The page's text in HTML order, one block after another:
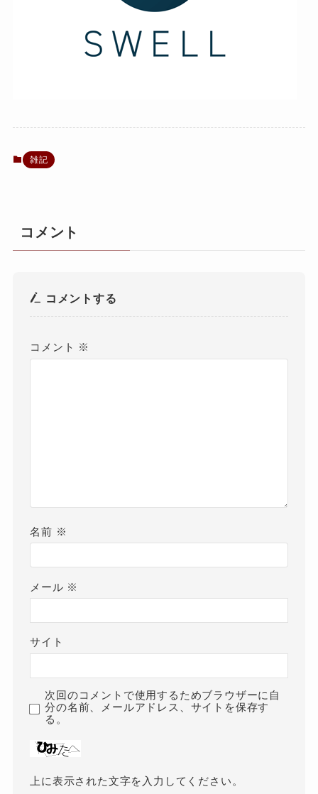
雑記
コメント
コメントする
コメント ※
名前 ※
メール ※
サイト
次回のコメントで使用するためブラウザーに自
分の名前、メールアドレス、サイトを保存す
る。
上に表示された文字を入力してください。